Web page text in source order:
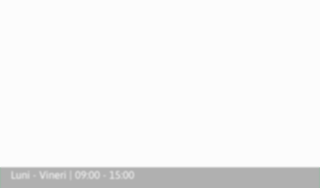
Luni - Vineri | 09:00 - 15:00